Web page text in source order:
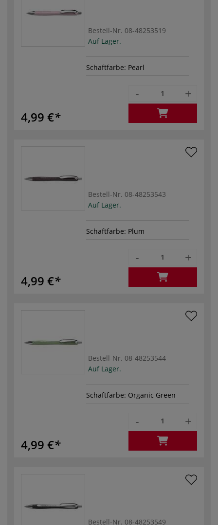
Bestell-Nr. 08-48253519
Auf Lager.
Schaftfarbe: Pearl
4,99 €
- +
Bestell-Nr. 08-48253543
Auf Lager.
Schaftfarbe: Plum
4,99 €
- +
Bestell-Nr. 08-48253544
Auf Lager.
Schaftfarbe: Organic Green
4,99 €
- +
Bestell-Nr. 08-48253549